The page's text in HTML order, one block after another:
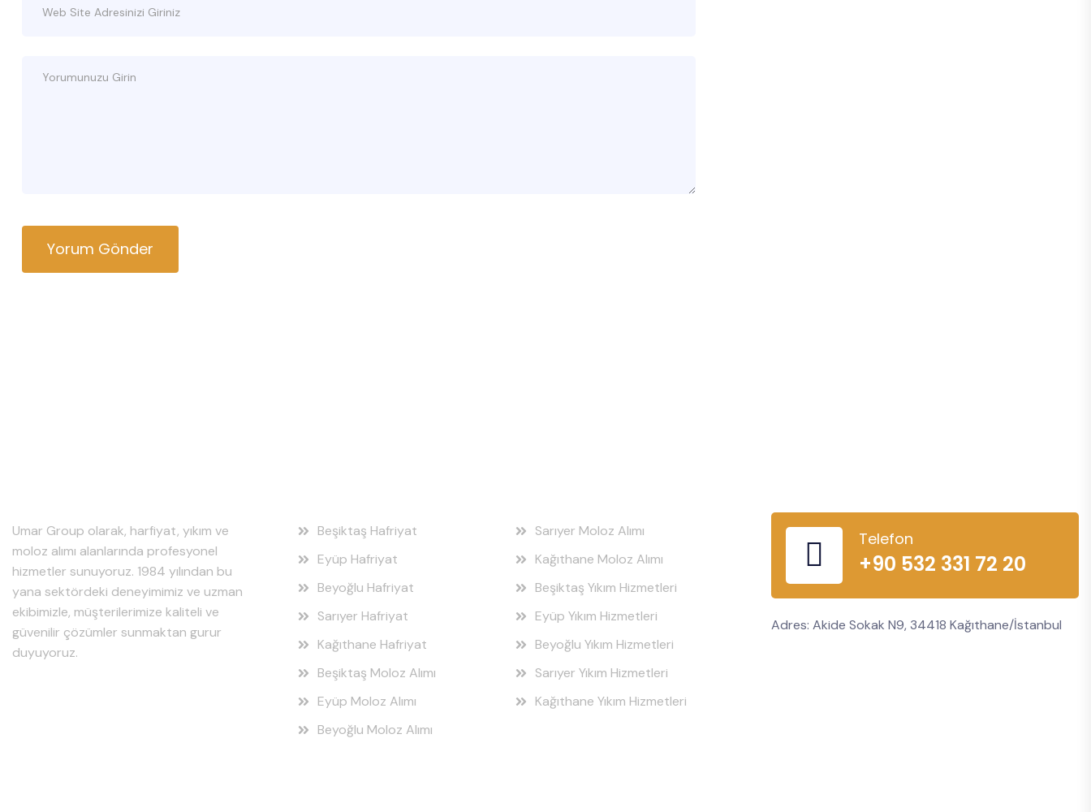
Yorum Gönder
Umar Group olarak, harfiyat, yıkım ve
moloz alımı alanlarında profesyonel
hizmetler sunuyoruz. 1984 yılından bu
yana sektördeki deneyimimiz ve uzman
ekibimizle, müşterilerimize kaliteli ve
güvenilir çözümler sunmaktan gurur
duyuyoruz.
Beşiktaş Hafriyat
Eyüp Hafriyat
Beyoğlu Hafriyat
Sarıyer Hafriyat
Kağıthane Hafriyat
Beşiktaş Moloz Alımı
Eyüp Moloz Alımı
Beyoğlu Moloz Alımı
Sarıyer Moloz Alımı
Kağıthane Moloz Alımı
Beşiktaş Yıkım Hizmetleri
Eyüp Yıkım Hizmetleri
Beyoğlu Yıkım Hizmetleri
Sarıyer Yıkım Hizmetleri
Kağıthane Yıkım Hizmetleri
Telefon
+90 532 331 72 20
Adres: Akide Sokak N9, 34418 Kağıthane/İstanbul